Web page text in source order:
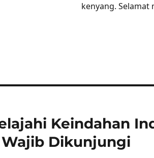
kenyang. Selamat
Keindahan
Dikunjungi